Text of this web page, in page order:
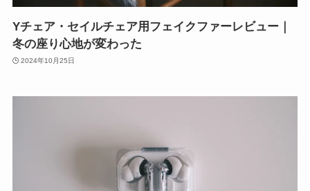
Yチェア・セイルチェア用フェイクファーレビュー｜
冬の座り心地が変わった
2024年10月25日